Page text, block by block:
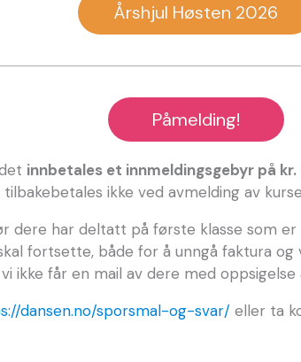
Årshjul Høsten 2026
Påmelding!
innbetales et innmeldingsgebyr på
ikke ved avmelding av
dere har deltatt på første klasse som
fortsette, både for å unngå faktura
ikke får en mail av dere med oppsigelse
dansen.no/sporsmal-og-svar/ eller ta